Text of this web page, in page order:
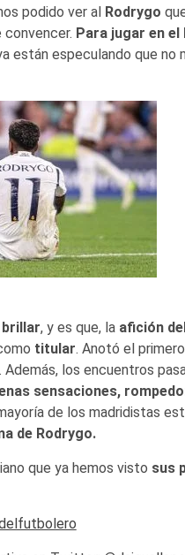
podido ver al Rodrygo
Para jugar en el
están especulando que no
brillar, y es que, la afición
titular. Anotó el
. Además, los encuentros
sensaciones,
de los madridistas
de Rodrygo.
que ya hemos visto sus